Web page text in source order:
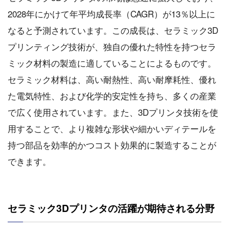
2028年にかけて年平均成長率（CAGR）が13％以上に
なると予測されています。この成長は、セラミック3D
プリンティング技術が、独自の優れた特性を持つセラ
ミック材料の製造に適していることによるものです。
セラミック材料は、高い耐熱性、高い耐摩耗性、優れ
た電気特性、および化学的安定性を持ち、多くの産業
で広く使用されています。また、3Dプリンタ技術を使
用することで、より複雑な形状や細かいディテールを
持つ部品を効率的かつコスト効果的に製造することが
できます。
セラミック3Dプリンタの活躍が期待される分野